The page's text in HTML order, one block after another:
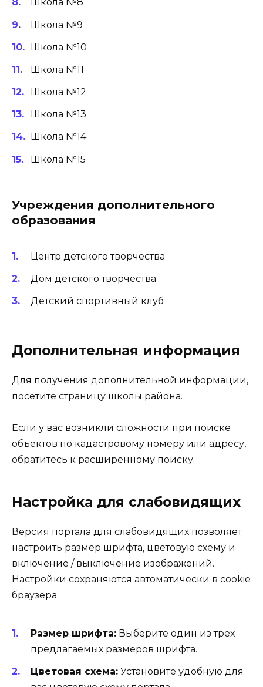
Школа №8
Школа №9
Школа №10
Школа №11
Школа №12
Школа №13
Школа №14
Школа №15
Учреждения дополнительного
образования
Центр детского творчества
Дом детского творчества
Детский спортивный клуб
Дополнительная информация
Для получения дополнительной информации,
посетите страницу школы района.
Если у вас возникли сложности при поиске
объектов по кадастровому номеру или адресу,
обратитесь к расширенному поиску.
Настройка для слабовидящих
Версия портала для слабовидящих позволяет
настроить размер шрифта, цветовую схему и
включение / выключение изображений.
Настройки сохраняются автоматически в cookie
браузера.
Размер шрифта: Выберите один из трех
предлагаемых размеров шрифта.
Цветовая схема: Установите удобную для